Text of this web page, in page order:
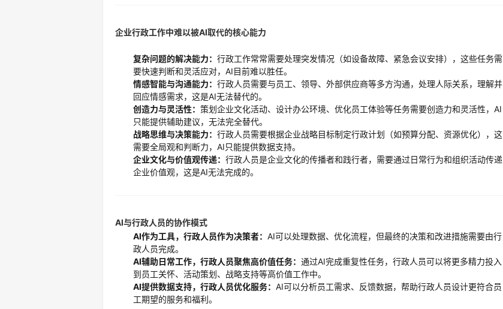
企业行政工作中难以被AI取代的核心能力
复杂问题的解决能力： 行政工作常常需要处理突发情况（如设备故障、紧急会议安排），这些任务需
要快速判断和灵活应对，AI目前难以胜任。
情感智能与沟通能力： 行政人员需要与员工、领导、外部供应商等多方沟通，处理人际关系，理解并
回应情感需求，这是AI无法替代的。
创造力与灵活性： 策划企业文化活动、设计办公环境、优化员工体验等任务需要创造力和灵活性，AI
只能提供辅助建议，无法完全替代。
战略思维与决策能力： 行政人员需要根据企业战略目标制定行政计划（如预算分配、资源优化），这
需要全局观和判断力，AI只能提供数据支持。
企业文化与价值观传递： 行政人员是企业文化的传播者和践行者，需要通过日常行为和组织活动传递
企业价值观，这是AI无法完成的。
AI与行政人员的协作模式
AI作为工具，行政人员作为决策者： AI可以处理数据、优化流程，但最终的决策和改进措施需要由行
政人员完成。
AI辅助日常工作，行政人员聚焦高价值任务： 通过AI完成重复性任务，行政人员可以将更多精力投入
到员工关怀、活动策划、战略支持等高价值工作中。
AI提供数据支持，行政人员优化服务： AI可以分析员工需求、反馈数据，帮助行政人员设计更符合员
工期望的服务和福利。